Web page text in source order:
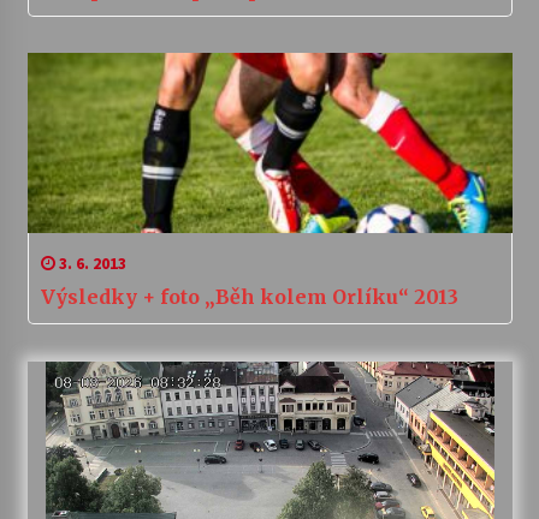
3. 6. 2013
Výsledky + foto „Běh kolem Orlíku“ 2013